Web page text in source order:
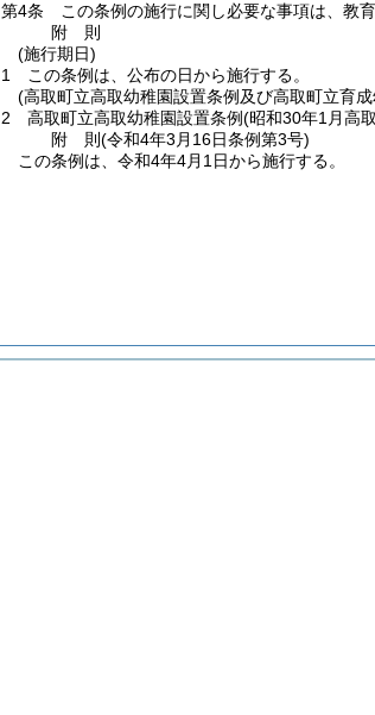
第4条
この条例の施行に関し必要な事項は、教
附 則
(施行期日)
1
この条例は、公布の日から施行する。
(高取町立高取幼稚園設置条例及び高取町立育
2
高取町立高取幼稚園設置条例(昭和30年1月高
附 則(令和4年3月16日条例第3号)
この条例は、令和4年4月1日から施行する。